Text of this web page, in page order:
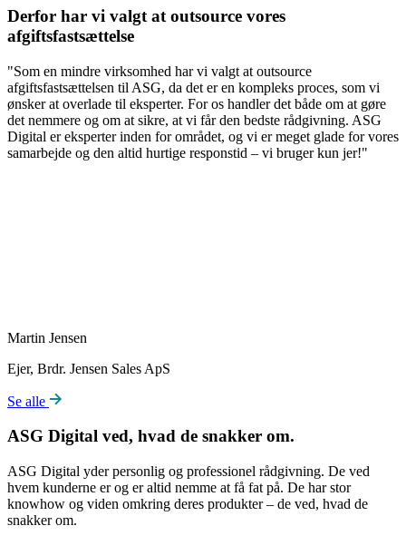
Derfor har vi valgt at outsource vores
afgiftsfastsættelse
"Som en mindre virksomhed har vi valgt at outsource
afgiftsfastsættelsen til ASG, da det er en kompleks proces, som vi
ønsker at overlade til eksperter. For os handler det både om at gøre
det nemmere og om at sikre, at vi får den bedste rådgivning. ASG
Digital er eksperter inden for området, og vi er meget glade for vores
samarbejde og den altid hurtige responstid – vi bruger kun jer!"
Martin Jensen
Ejer, Brdr. Jensen Sales ApS
Se alle
ASG Digital ved, hvad de snakker om.
ASG Digital yder personlig og professionel rådgivning. De ved
hvem kunderne er og er altid nemme at få fat på. De har stor
knowhow og viden omkring deres produkter – de ved, hvad de
snakker om.